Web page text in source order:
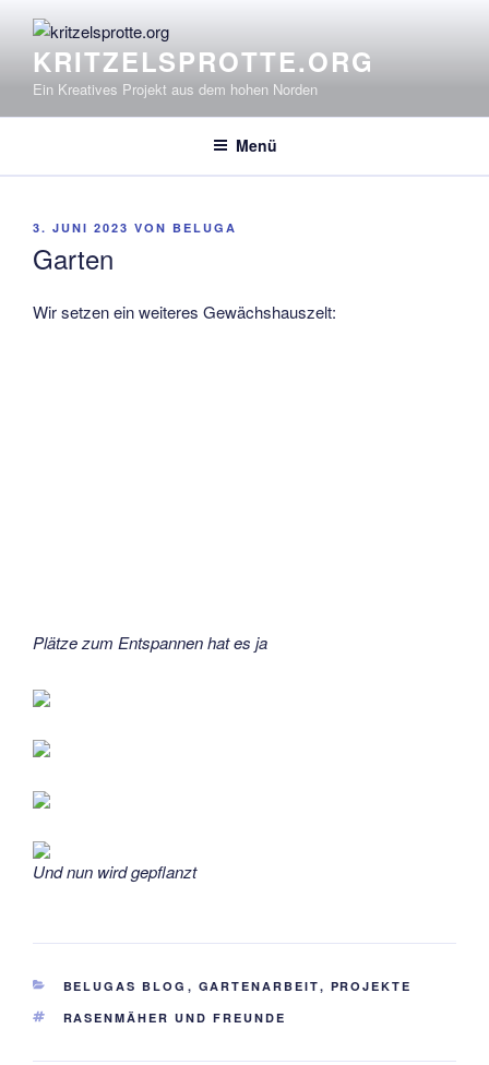
Inhalt
springenKRITZELSPROTTE.ORG
Ein Kreatives Projekt aus dem hohen Norden
Menü
VERÖFFENTLICHT
3. JUNI 2023 VON BELUGA
Garten
Wir setzen ein weiteres Gewächshauszelt:
Plätze zum Entspannen hat es ja
Und nun wird gepflanzt
KATEGORIEN
BELUGAS BLOG , GARTENARBEIT, PROJEKTE
SCHLAGWÖRTER
RASENMÄHER UND FREUNDE